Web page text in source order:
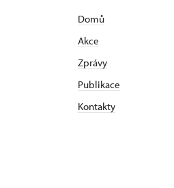
Domů
Akce
Zprávy
Publikace
Kontakty